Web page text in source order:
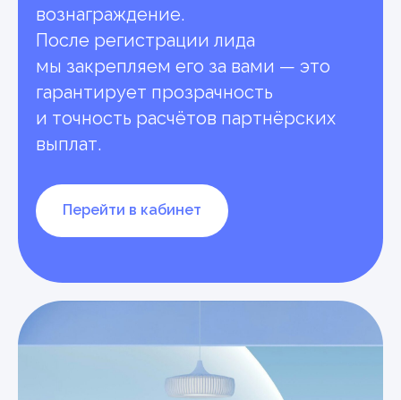
вознаграждение.
После регистрации лида
мы закрепляем его за вами — это
гарантирует прозрачность
и точность расчётов партнёрских
выплат.
Перейти в кабинет
Наши партнёры